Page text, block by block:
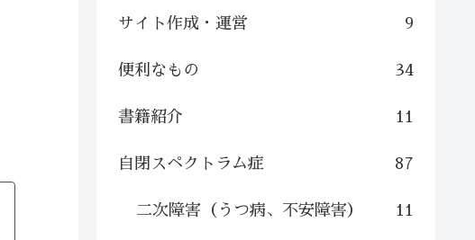
サイト作成・運営 9
便利なもの 34
書籍紹介 11
自閉スペクトラム症 87
二次障害（うつ病、不安障害） 11